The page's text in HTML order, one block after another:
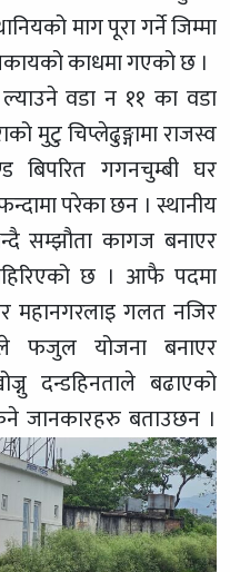
माग पूरा गर्ने जिम्मा
काधमा गएको छ ।
वडा न ११ का वडा
मुटु चिप्लेढुङ्गामा राजस्व
बिपरित गगनचुम्बी घर
परेका छन । स्थानीय
सम्झौता कागज बनाएर
छ । आफै पदमा
महानगरलाइ गलत नजिर
फजुल योजना बनाएर
दन्डहिनताले बढाएको
जानकारहरु बताउछन ।